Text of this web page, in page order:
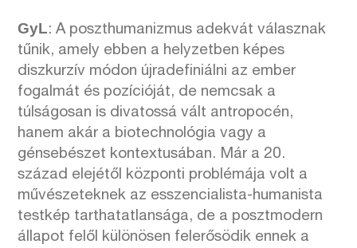
GyL: A poszthumanizmus adekvát válasznak
tűnik, amely ebben a helyzetben képes
diszkurzív módon újradefiniálni az ember
fogalmát és pozícióját, de nemcsak a
túlságosan is divatossá vált antropocén,
hanem akár a biotechnológia vagy a
génsebészet kontextusában. Már a 20.
század elejétől központi problémája volt a
művészeteknek az esszencialista-humanista
testkép tarthatatlansága, de a posztmodern
állapot felől különösen felerősödik ennek a